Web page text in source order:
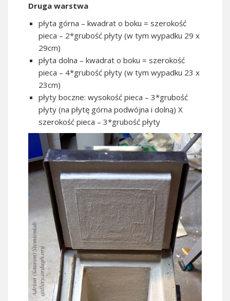
Druga warstwa
płyta górna – kwadrat o boku = szerokość
pieca – 2*grubość płyty (w tym wypadku 29 x
29cm)
płyta dolna – kwadrat o boku = szerokość
pieca – 4*grubość płyty (w tym wypadku 23 x
23cm)
płyty boczne: wysokość pieca – 3*grubość
płyty (na płytę górna podwójna i dolną) X
szerokość pieca – 3*grubość płyty